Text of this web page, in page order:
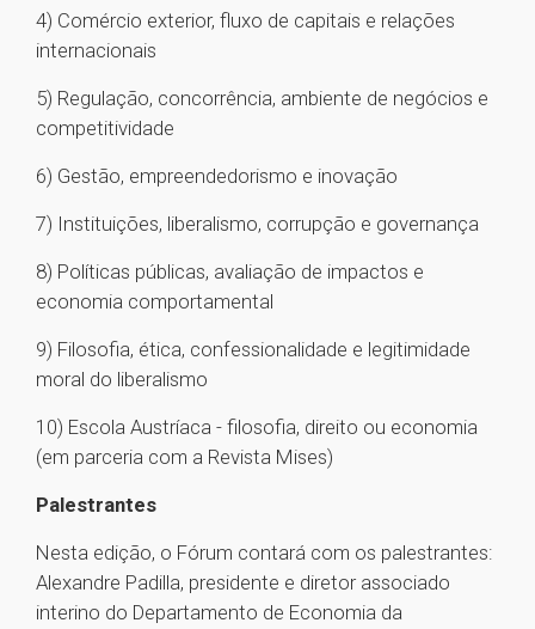
4) Comércio exterior, fluxo de capitais e relações
internacionais
5) Regulação, concorrência, ambiente de negócios e
competitividade
6) Gestão, empreendedorismo e inovação
7) Instituições, liberalismo, corrupção e governança
8) Políticas públicas, avaliação de impactos e
economia comportamental
9) Filosofia, ética, confessionalidade e legitimidade
moral do liberalismo
10) Escola Austríaca - filosofia, direito ou economia
(em parceria com a Revista Mises)
Palestrantes
Nesta edição, o Fórum contará com os palestrantes:
Alexandre Padilla, presidente e diretor associado
interino do Departamento de Economia da